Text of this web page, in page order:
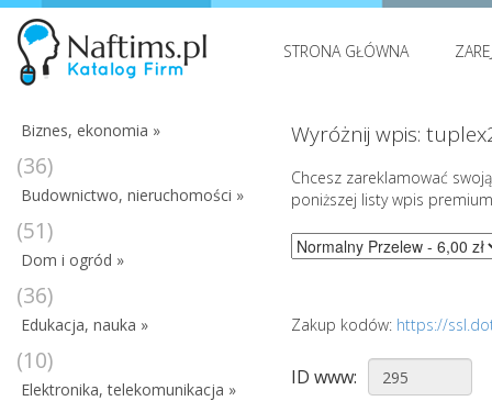
STRONA GŁÓWNA
Biznes, ekonomia »
(36)
Budownictwo, nieruchomości »
(51)
Dom i ogród »
(36)
Edukacja, nauka »
(10)
Elektronika, telekomunikacja »
Wyróżnij wpis:
Chcesz zareklamować
poniższej listy wpis
Zakup kodów: https://
ID www: